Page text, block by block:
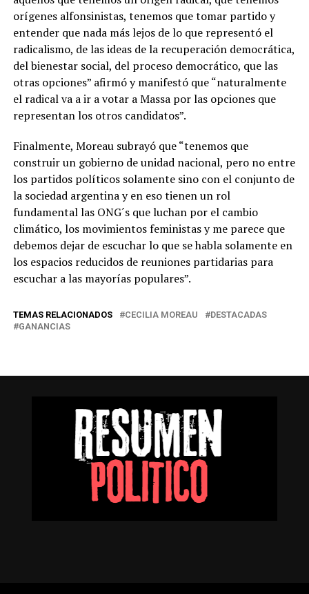
orígenes alfonsinistas, tenemos que tomar partido y
entender que nada más lejos de lo que representó el
radicalismo, de las ideas de la recuperación democrática,
del bienestar social, del proceso democrático, que las
otras opciones” afirmó y manifestó que “naturalmente
el radical va a ir a votar a Massa por las opciones que
representan los otros candidatos”.
Finalmente, Moreau subrayó que “tenemos que
construir un gobierno de unidad nacional, pero no entre
los partidos políticos solamente sino con el conjunto de
la sociedad argentina y en eso tienen un rol
fundamental las ONG´s que luchan por el cambio
climático, los movimientos feministas y me parece que
debemos dejar de escuchar lo que se habla solamente en
los espacios reducidos de reuniones partidarias para
escuchar a las mayorías populares”.
TEMAS RELACIONADOS CECILIA MOREAU
DESTACADAS
GANANCIAS